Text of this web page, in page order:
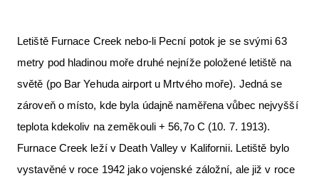
Letiště Furnace Creek nebo-li Pecní potok je se svými 63
metry pod hladinou moře druhé nejníže položené letiště na
světě (po Bar Yehuda airport u Mrtvého moře). Jedná se
zároveň o místo, kde byla údajně naměřena vůbec nejvyšší
teplota kdekoliv na zeměkouli + 56,7o C (10. 7. 1913).
Furnace Creek leží v Death Valley v Kalifornii. Letiště bylo
vystavěné v roce 1942 jako vojenské záložní, ale již v roce